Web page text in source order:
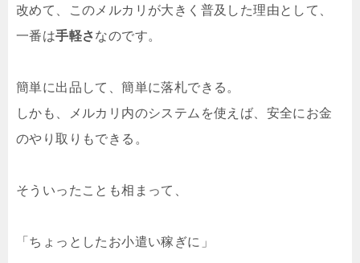
改めて、このメルカリが大きく普及した理由として、
一番は手軽さなのです。
簡単に出品して、簡単に落札できる。
しかも、メルカリ内のシステムを使えば、安全にお金
のやり取りもできる。
そういったことも相まって、
「ちょっとしたお小遣い稼ぎに」